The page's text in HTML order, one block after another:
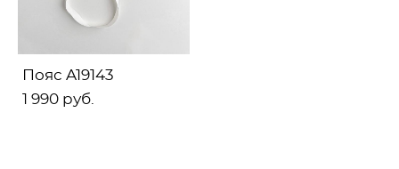
Пояс A19143
1 990 pуб.